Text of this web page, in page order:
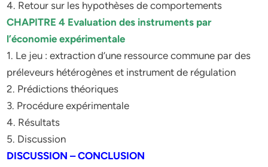
4. Retour sur les hypothèses de comportements
CHAPITRE 4 Evaluation des instruments par
l’économie expérimentale
1. Le jeu : extraction d’une ressource commune par des
préleveurs hétérogènes et instrument de régulation
2. Prédictions théoriques
3. Procédure expérimentale
4. Résultats
5. Discussion
DISCUSSION – CONCLUSION